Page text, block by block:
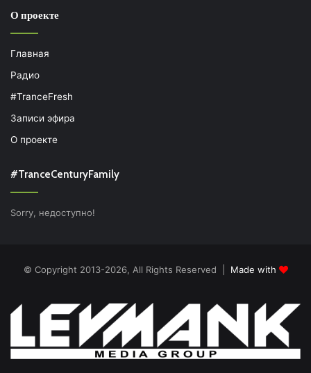
О проекте
Главная
Радио
#TranceFresh
Записи эфира
О проекте
#TranceCenturyFamily
Sorry, недоступно!
© Copyright 2013-2026, All Rights Reserved | Made with